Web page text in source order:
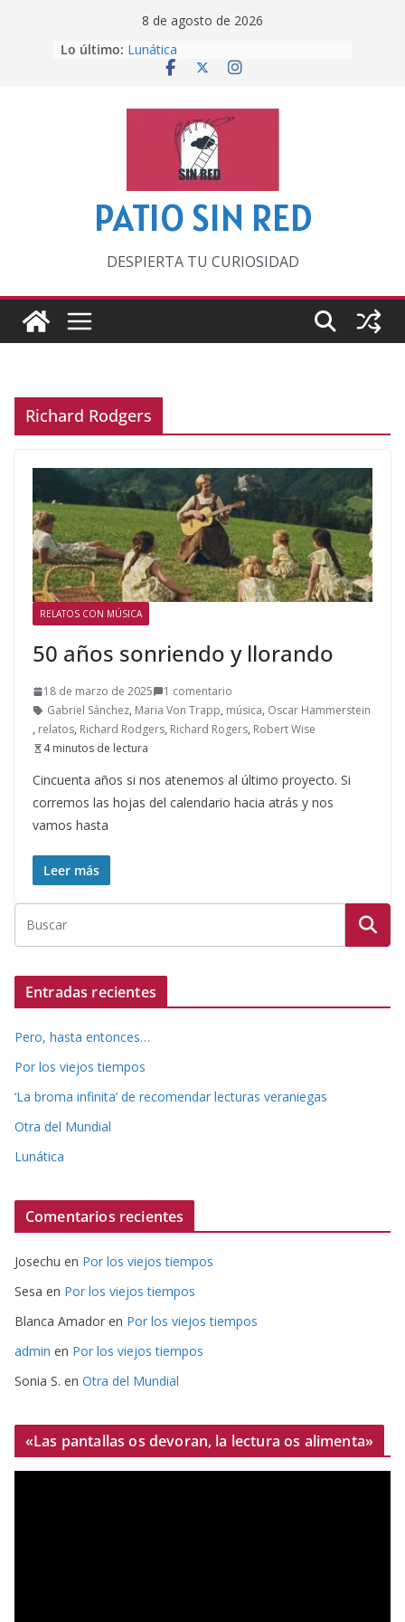
8 de agosto de 2026
Lo último: Lunática
Pero, hasta entonces…
‘La broma infinita’ de recomendar
lecturas veraniegas
Otra del Mundial
PATIO SIN RED
DESPIERTA TU CURIOSIDAD
Richard Rodgers
RELATOS CON MÚSICA
50 años sonriendo y llorando
18 de marzo de 2025
1 comentario
Gabriel Sánchez, Maria Von Trapp, música, Oscar Hammerstein
, relatos, Richard Rodgers, Richard Rogers, Robert Wise
4 minutos de lectura
Cincuenta años si nos atenemos al último proyecto. Si
corremos las hojas del calendario hacia atrás y nos
vamos hasta
Leer más
Entradas recientes
Pero, hasta entonces…
Por los viejos tiempos
‘La broma infinita’ de recomendar lecturas veraniegas
Otra del Mundial
Lunática
Comentarios recientes
Josechu en Por los viejos tiempos
Sesa en Por los viejos tiempos
Blanca Amador en Por los viejos tiempos
admin en Por los viejos tiempos
Sonia S. en Otra del Mundial
«Las pantallas os devoran, la lectura os alimenta»